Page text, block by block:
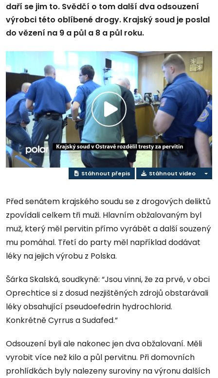
daří se jim to. Svědčí o tom další dva odsouzení
výrobci této oblíbené drogy. Krajský soud je poslal
do vězení na 9 a půl a 8 a půl roku.
Přehrát
video
Stáhnout přepis Stáhnout video
Před senátem krajského soudu se z drogových deliktů
zpovídali celkem tři muži. Hlavním obžalovaným byl
muž, který měl pervitin přímo vyrábět a další souzený
mu pomáhal. Třetí do party měl například dodávat
léky na jejich výrobu z Polska.
Šárka Skalská, soudkyně: “Jsou vinni, že za prvé, v obci
Oprechtice si z dosud nezjištěných zdrojů obstarávali
léky obsahující pseudoefedrin hydrochlorid.
Konkrétně Cyrrus a Sudafed.”
Odsouzení byli ale nakonec jen dva obžalovaní. Měli
vyrobit více než kilo a půl pervitnu. Při domovních
prohlídkách byly nalezeny suroviny na výronu dalších